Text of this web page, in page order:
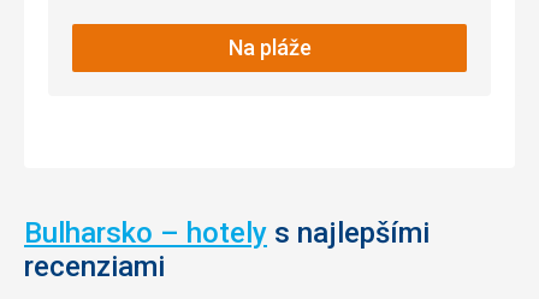
hodinách
tomuto
jedinečnému
Na pláže
Bulharsko – hotely s najlepšími
recenziami